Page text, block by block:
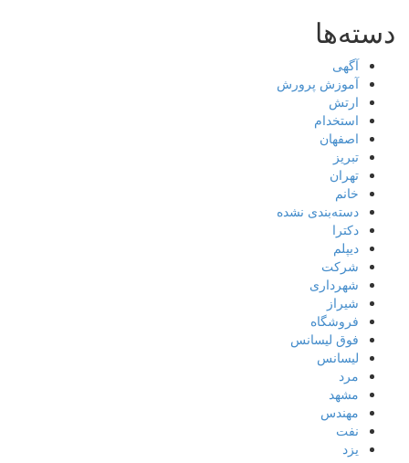
دسته‌ها
آگهی
آموزش پرورش
ارتش
استخدام
اصفهان
تبریز
تهران
خانم
دسته‌بندی نشده
دکترا
دیپلم
شرکت
شهرداری
شیراز
فروشگاه
فوق لیسانس
لیسانس
مرد
مشهد
مهندس
نفت
یزد